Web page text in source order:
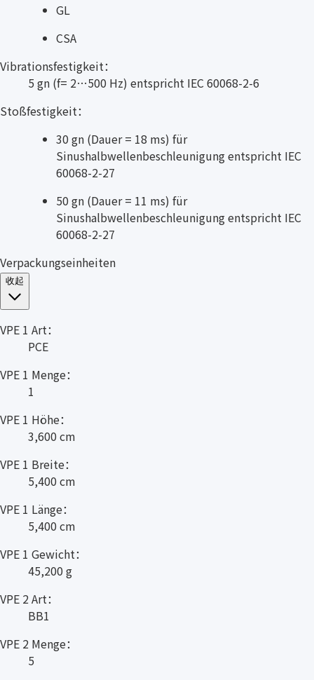
GL
CSA
Vibrationsfestigkeit：
5 gn (f= 2…500 Hz) entspricht IEC 60068-2-6
Stoßfestigkeit：
30 gn (Dauer = 18 ms) für
Sinushalbwellenbeschleunigung entspricht IEC
60068-2-27
50 gn (Dauer = 11 ms) für
Sinushalbwellenbeschleunigung entspricht IEC
60068-2-27
Verpackungseinheiten
收起
VPE 1 Art：
PCE
VPE 1 Menge：
1
VPE 1 Höhe：
3,600 cm
VPE 1 Breite：
5,400 cm
VPE 1 Länge：
5,400 cm
VPE 1 Gewicht：
45,200 g
VPE 2 Art：
BB1
VPE 2 Menge：
5